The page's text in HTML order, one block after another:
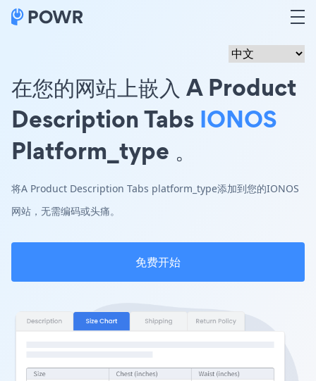
在您的网站上嵌入 A Product
Description Tabs IONOS
Platform_type 。
将A Product Description Tabs platform_type添加到您的IONOS
网站，无需编码或头痛。
免费开始